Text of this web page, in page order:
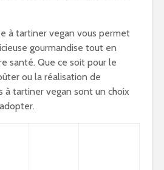
à tartiner vegan vous permet
gourmandise tout en
santé. Que ce soit pour le
ou la réalisation de
à tartiner vegan sont un choix